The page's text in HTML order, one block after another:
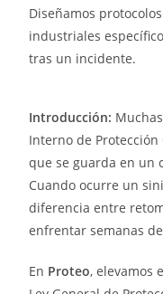
Diseñamos
industriales
tras un incidente.
Introducción:
Interno de Protección
que se guarda en un
Cuando ocurre un
diferencia entre
enfrentar semanas
En Proteo, elevamos